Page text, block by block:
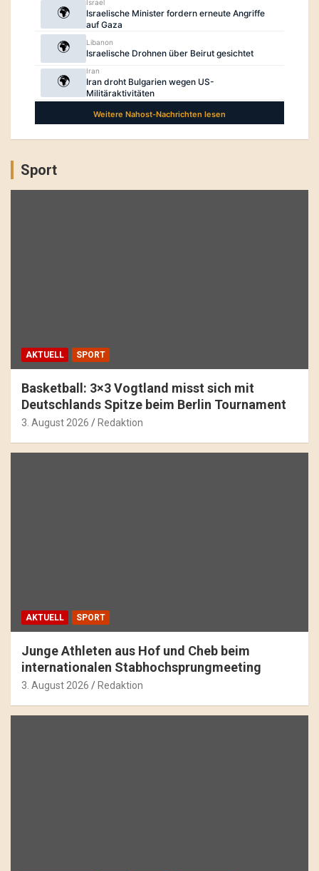
Sport
AKTUELL SPORT
Basketball: 3×3 Vogtland misst sich mit
Deutschlands Spitze beim Berlin Tournament
3. August 2026 Redaktion
AKTUELL SPORT
Junge Athleten aus Hof und Cheb beim
internationalen Stabhochsprungmeeting
3. August 2026 Redaktion